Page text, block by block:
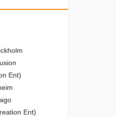
Ent)
Ent)